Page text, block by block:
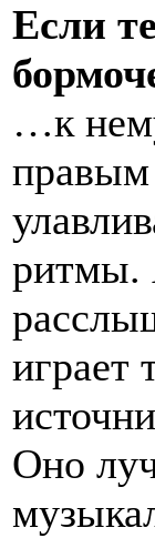
Если
…к
ритмы.
играет
Оно